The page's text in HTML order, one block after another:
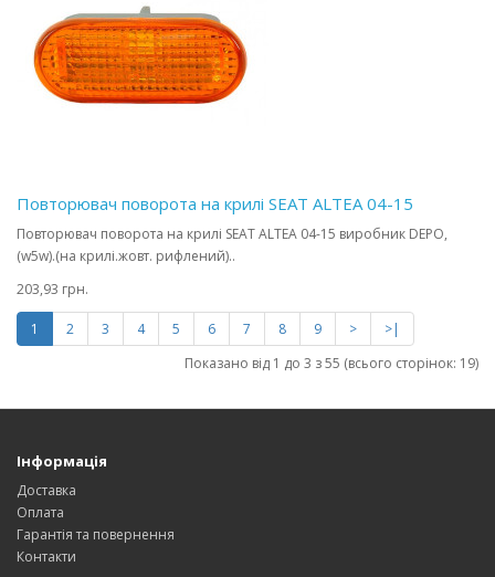
Повторювач поворота на крилі SEAT ALTEA 04-15
Повторювач поворота на крилі SEAT ALTEA 04-15 виробник DEPO,
(w5w).(на крилі.жовт. рифлений)..
203,93 грн.
1 2 3 4 5 6 7 8 9 >
>|
Показано від 1 до 3 з 55 (всього сторінок: 19)
Інформація
Доставка
Оплата
Гарантія та повернення
Контакти